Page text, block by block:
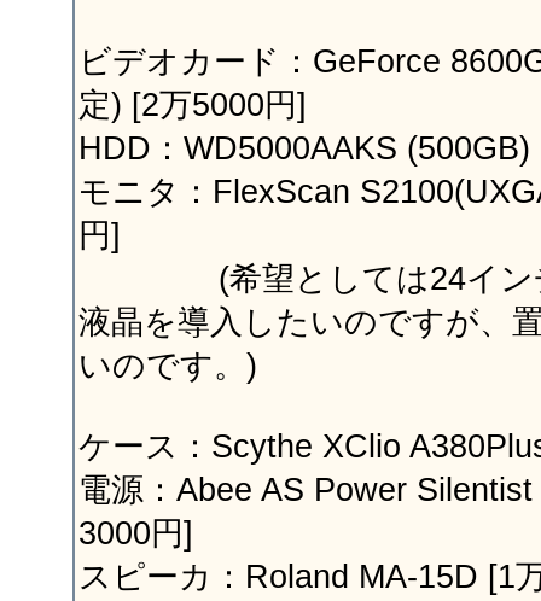
ビデオカード：GeForce
定) [2万5000円]
HDD：WD5000AAKS
モニタ：FlexScan
円]
(希望としては24インチ
液晶を導入したいのですが、
いのです。)
ケース：Scythe XClio
電源：Abee AS Power
3000円]
スピーカ：Roland MA-15D [1